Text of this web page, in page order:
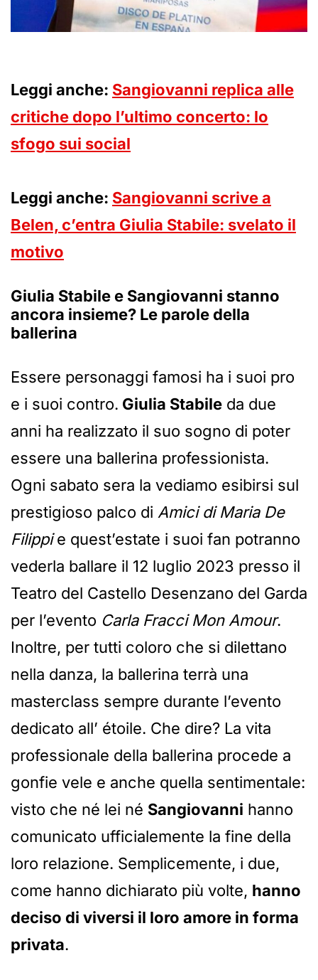
Leggi anche: Sangiovanni replica alle
critiche dopo l’ultimo concerto: lo
sfogo sui social
Leggi anche: Sangiovanni scrive a
Belen, c’entra Giulia Stabile: svelato il
motivo
Giulia Stabile e Sangiovanni stanno
ancora insieme? Le parole della
ballerina
Essere personaggi famosi ha i suoi pro
e i suoi contro. Giulia Stabile da due
anni ha realizzato il suo sogno di poter
essere una ballerina professionista.
Ogni sabato sera la vediamo esibirsi sul
prestigioso palco di Amici di Maria De
Filippie quest’estate i suoi fan potranno
vederla ballare il 12 luglio 2023 presso il
Teatro del Castello Desenzano del Garda
per l’evento Carla Fracci Mon Amour.
Inoltre, per tutti coloro che si dilettano
nella danza, la ballerina terrà una
masterclass sempre durante l’evento
dedicato all’ étoile. Che dire? La vita
professionale della ballerina procede a
gonfie vele e anche quella sentimentale:
visto che né lei né Sangiovanni hanno
comunicato ufficialemente la fine della
loro relazione. Semplicemente, i due,
come hanno dichiarato più volte, hanno
deciso di viversi il loro amore in forma
privata.